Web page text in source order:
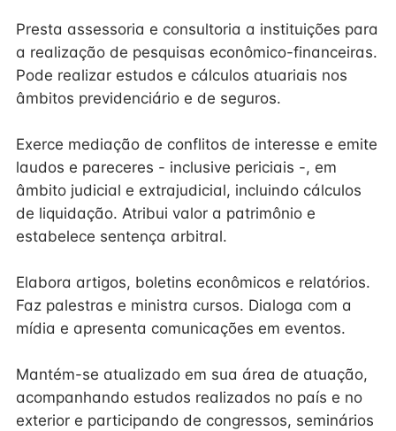
Presta assessoria e consultoria a instituições para
a realização de pesquisas econômico-financeiras.
Pode realizar estudos e cálculos atuariais nos
âmbitos previdenciário e de seguros.
Exerce mediação de conflitos de interesse e emite
laudos e pareceres - inclusive periciais -, em
âmbito judicial e extrajudicial, incluindo cálculos
de liquidação. Atribui valor a patrimônio e
estabelece sentença arbitral.
Elabora artigos, boletins econômicos e relatórios.
Faz palestras e ministra cursos. Dialoga com a
mídia e apresenta comunicações em eventos.
Mantém-se atualizado em sua área de atuação,
acompanhando estudos realizados no país e no
exterior e participando de congressos, seminários